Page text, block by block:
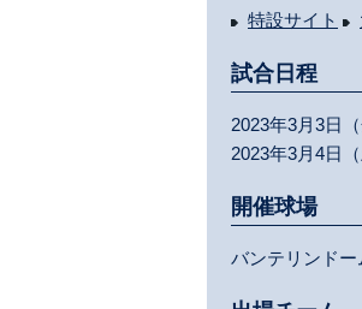
特設サイト
試合日程
2023年3月3日
2023年3月4日
開催球場
バンテリンドー